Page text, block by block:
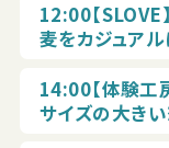
12:00【SLOVE
麦をカジュア
14:00【体験工
サイズの大き